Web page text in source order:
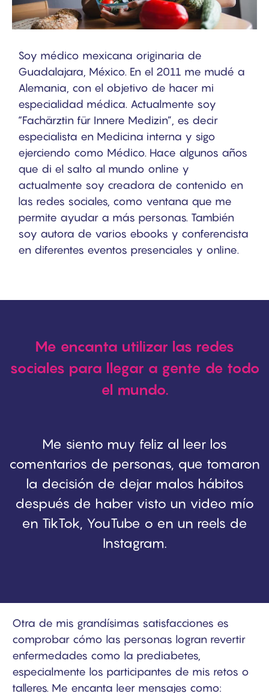
Soy médico mexicana originaria de
Guadalajara, México. En el 2011 me mudé a
Alemania, con el objetivo de hacer mi
especialidad médica. Actualmente soy
“Fachärztin für Innere Medizin”, es decir
especialista en Medicina interna y sigo
ejerciendo como Médico. Hace algunos años
que di el salto al mundo online y
actualmente soy creadora de contenido en
las redes sociales, como ventana que me
permite ayudar a más personas. También
soy autora de varios ebooks y conferencista
en diferentes eventos presenciales y online.
Me encanta utilizar las redes
sociales para llegar a gente de todo
el mundo.
Me siento muy feliz al leer los
comentarios de personas, que tomaron
la decisión de dejar malos hábitos
después de haber visto un video mío
en TikTok, YouTube o en un reels de
Instagram.
Otra de mis grandísimas satisfacciones es
comprobar cómo las personas logran revertir
enfermedades como la prediabetes,
especialmente los participantes de mis retos o
talleres. Me encanta leer mensajes como: